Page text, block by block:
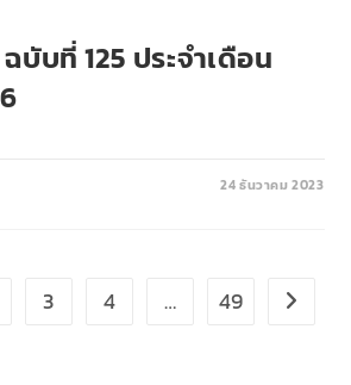
บับที่ 125 ประจำเดือน
24 ธันวาคม 2023
3 4 … 49